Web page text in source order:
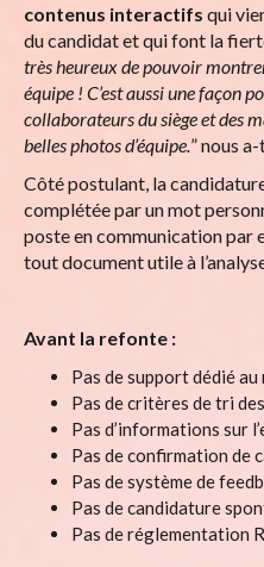
contenus interactifs qui
du candidat et qui font la
très heureux de pouvoir
équipe ! C’est aussi une façon
collaborateurs du siège et des
belles photos d’équipe.” nous
Côté postulant, la
complétée par un mot
poste en communication par
tout document utile à
Avant la refonte :
Pas de support dédié
Pas de critères de tri
Pas d’informations sur
Pas de confirmation de
Pas de système de
Pas de candidature
Pas de réglementation